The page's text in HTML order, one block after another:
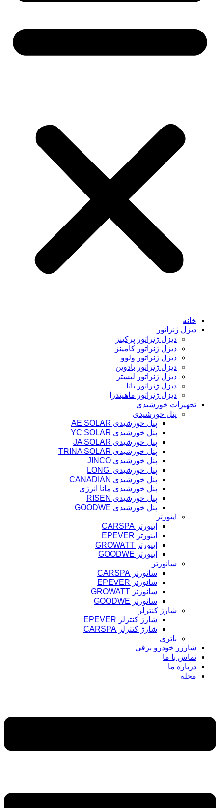
خانه
دیزل ژنراتور
دیزل ژنراتور پرکینز
دیزل ژنراتور کامینز
دیزل ژنراتور ولوو
دیزل ژنراتور بادوین
دیزل ژنراتور لیستر
دیزل ژنراتور تاتا
دیزل ژنراتور ماهیندرا
تجهیزات خورشیدی
پنل خورشیدی
پنل خورشیدی AE SOLAR
پنل خورشیدی YC SOLAR
پنل خورشیدی JA SOLAR
پنل خورشیدی TRINA SOLAR
پنل خورشیدی JINCO
پنل خورشیدی LONGI
پنل خورشیدی CANADIAN
پنل خورشیدی مانا انرژی
پنل خورشیدی RISEN
پنل خورشیدی GOODWE
اینورتر
اینورتر CARSPA
اینورتر EPEVER
اینورتر GROWATT
اینورتر GOODWE
سانورتر
سانورتر CARSPA
سانورتر EPEVER
سانورتر GROWATT
سانورتر GOODWE
شارژ کنترلر
شارژ کنترلر EPEVER
شارژ کنترلر CARSPA
باتری
شارژر خودرو برقی
تماس با ما
درباره ما
مجله